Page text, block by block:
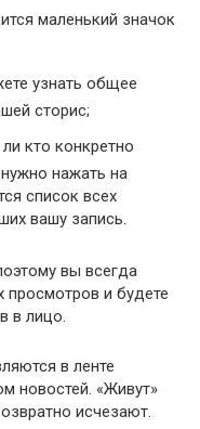
маленький значок
узнать общее
сторис;
кто конкретно
нажать на
список всех
вашу запись.
вы всегда
просмотров и будете
в лицо.
в ленте
новостей. «Живут»
исчезают.